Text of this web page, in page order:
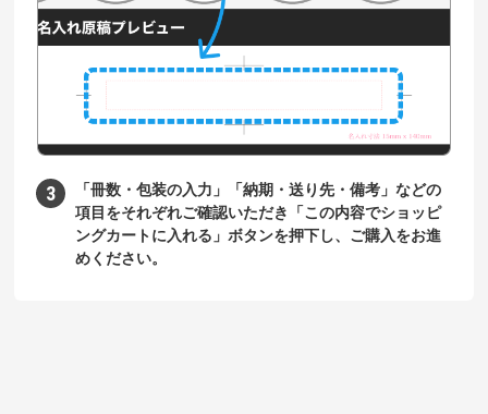
「冊数・包装の入力」「納期・送り先・備考」などの
項目をそれぞれご確認いただき「この内容でショッピ
ングカートに入れる」ボタンを押下し、ご購入をお進
めください。